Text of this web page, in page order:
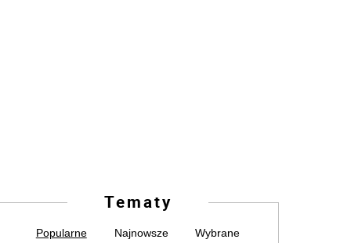
Tematy
Popularne Najnowsze Wybrane